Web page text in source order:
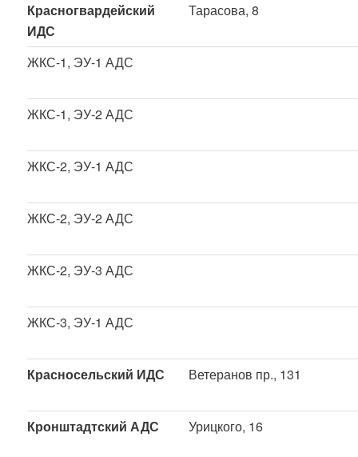
Красногвардейский
ИДС
Тарасова, 8
ЖКС-1, ЭУ-1 АДС
ЖКС-1, ЭУ-2 АДС
ЖКС-2, ЭУ-1 АДС
ЖКС-2, ЭУ-2 АДС
ЖКС-2, ЭУ-3 АДС
ЖКС-3, ЭУ-1 АДС
Красносельский ИДС Ветеранов пр., 131
Кронштадтский АДС Урицкого, 16